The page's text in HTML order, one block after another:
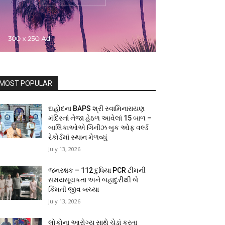
POPULAR
દાહોદના BAPS શ્રી સ્વામિનારાયણ
મંદિરનાં નેજા હેઠળ આવેલાં 15 બાળ –
બાલિકાઓએ ગિનીઝ બુક ઓફ વર્લ્ડ
રેકોર્ડમાં સ્થાન મેળવ્યું
July 13, 2026
જનરક્ષક – 112 દુધિયા PCR ટીમની
સમયસૂચકતા અને બહાદુરીથી બે
કિંમતી જીવ બચ્યા
July 13, 2026
લોકોના આરોગ્ય સાથે ચેડાં કરતા